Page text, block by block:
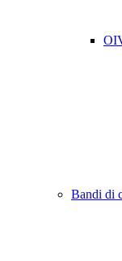
Bandi di